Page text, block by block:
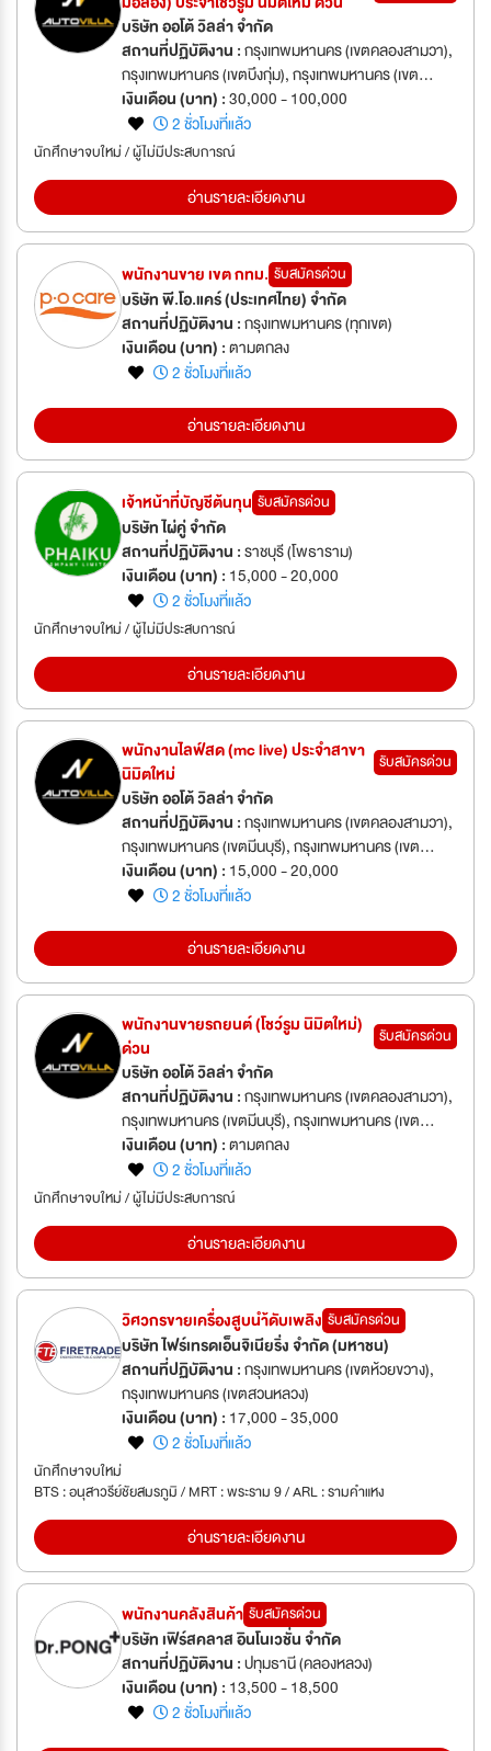
บริษัท ออโต้ วิลล่า จำกัด
สถานที่ปฏิบัติงาน :กรุงเทพมหานคร (เขตคลองสามวา),
กรุงเทพมหานคร (เขตบึงกุ่ม), กรุงเทพมหานคร (เขต
มีนบุรี), กรุงเทพมหานคร (เขตสายไหม), กรุงเทพมหานคร
(เขตหนองจอก)
เงินเดือน (บาท) :30,000 - 100,000
2 ชั่วโมงที่แล้ว
นักศึกษาจบใหม่ / ผู้ไม่มีประสบการณ์
อ่านรายละเอียดงาน
พนักงานขาย เขต กทม. รับสมัครด่วน
บริษัท พี.โอ.แคร์ (ประเทศไทย) จำกัด
สถานที่ปฏิบัติงาน :กรุงเทพมหานคร (ทุกเขต)
เงินเดือน (บาท) :ตามตกลง
2 ชั่วโมงที่แล้ว
อ่านรายละเอียดงาน
เจ้าหน้าที่บัญชีต้นทุน รับสมัครด่วน
บริษัท ไผ่คู่ จำกัด
สถานที่ปฏิบัติงาน :ราชบุรี (โพธาราม)
เงินเดือน (บาท) : 15,000 - 20,000
2 ชั่วโมงที่แล้ว
นักศึกษาจบใหม่ / ผู้ไม่มีประสบการณ์
อ่านรายละเอียดงาน
พนักงานไลฟ์สด (mc live) ประจำสาขา
นิมิตใหม่
รับสมัครด่วน
บริษัท ออโต้ วิลล่า จำกัด
สถานที่ปฏิบัติงาน :กรุงเทพมหานคร (เขตคลองสามวา),
กรุงเทพมหานคร (เขตมีนบุรี), กรุงเทพมหานคร (เขต
ลาดกระบัง), กรุงเทพมหานคร (เขตสายไหม),
กรุงเทพมหานคร (เขตหนองจอก)
เงินเดือน (บาท) : 15,000 - 20,000
2 ชั่วโมงที่แล้ว
อ่านรายละเอียดงาน
พนักงานขายรถยนต์ (โชว์รูม นิมิตใหม่)
ด่วน
รับสมัครด่วน
บริษัท ออโต้ วิลล่า จำกัด
สถานที่ปฏิบัติงาน :กรุงเทพมหานคร (เขตคลองสามวา),
กรุงเทพมหานคร (เขตมีนบุรี), กรุงเทพมหานคร (เขต
สะพานสูง), กรุงเทพมหานคร (เขตสัมพันธวงศ์),
กรุงเทพมหานคร (เขตหนองจอก)
เงินเดือน (บาท) :ตามตกลง
2 ชั่วโมงที่แล้ว
นักศึกษาจบใหม่ / ผู้ไม่มีประสบการณ์
อ่านรายละเอียดงาน
วิศวกรขายเครื่องสูบนำ้ดับเพลิง รับสมัครด่วน
บริษัท ไฟร์เทรดเอ็นจิเนียริ่ง จำกัด (มหาชน)
สถานที่ปฏิบัติงาน :กรุงเทพมหานคร (เขตห้วยขวาง),
กรุงเทพมหานคร (เขตสวนหลวง)
เงินเดือน (บาท) : 17,000 - 35,000
2 ชั่วโมงที่แล้ว
นักศึกษาจบใหม่
BTS : อนุสาวรีย์ชัยสมรภูมิ / MRT : พระราม 9 / ARL : รามคำแหง
อ่านรายละเอียดงาน
พนักงานคลังสินค้า รับสมัครด่วน
บริษัท เฟิร์สคลาส อินโนเวชั่น จำกัด
สถานที่ปฏิบัติงาน :ปทุมธานี (คลองหลวง)
เงินเดือน (บาท) : 13,500 - 18,500
2 ชั่วโมงที่แล้ว